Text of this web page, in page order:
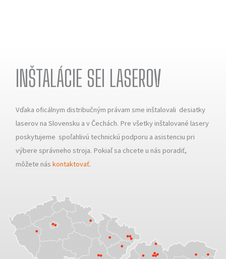
INŠTALÁCIE SEI LASEROV
Vďaka oficálnym distribučným právam sme inštalovali desiatky
laserov na Slovensku a v Čechách. Pre všetky inštalované lasery
poskytujeme spoľahlivú technickú podporu a asistenciu pri
výbere správneho stroja. Pokiaľ sa chcete u nás poradiť,
môžete náskontaktovať.